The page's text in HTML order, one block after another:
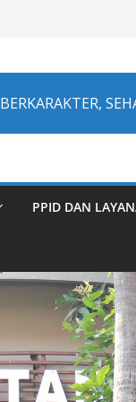
BERKARAKTER,
PPID DAN